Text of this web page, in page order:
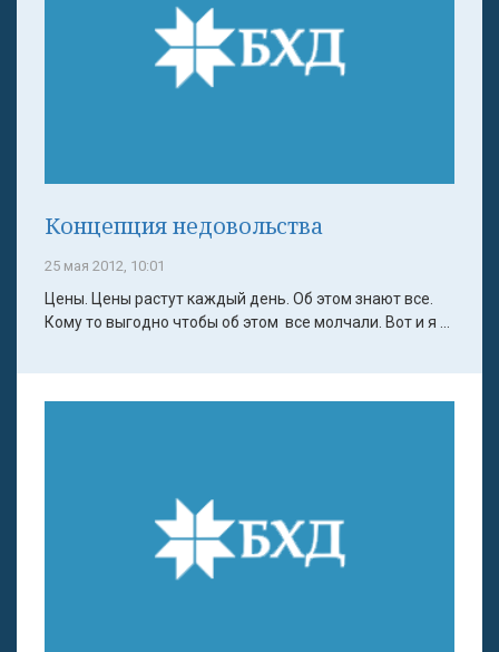
Концепция недовольства
25 мая 2012, 10:01
Цены. Цены растут каждый день. Об этом знают все.
Кому то выгодно чтобы об этом все молчали. Вот и я ...